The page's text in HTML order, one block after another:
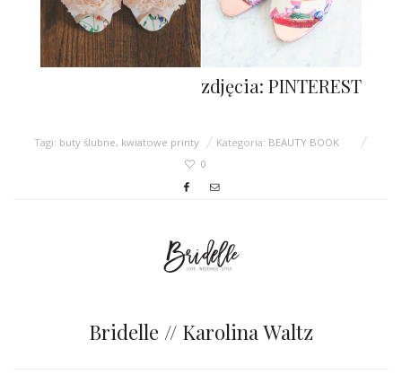
zdjęcia: PINTEREST
Tagi: buty ślubne, kwiatowe printy Kategoria: BEAUTY BOOK
0
Bridelle // Karolina Waltz